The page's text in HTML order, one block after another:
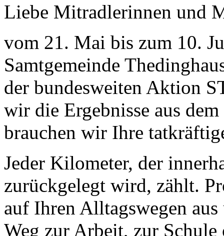
Liebe Mitradlerinnen und
vom 21. Mai bis zum 10.
Samtgemeinde
der bundesweiten Aktion
wir die Ergebnisse aus
brauchen wir Ihre
Jeder Kilometer, der
zurückgelegt wird, zählt.
auf Ihren Alltagswegen
Weg zur Arbeit, zur